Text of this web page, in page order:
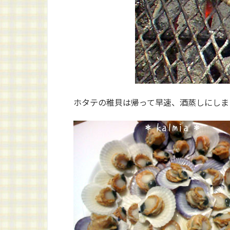
ホタテの稚貝は帰って早速、酒蒸しにし